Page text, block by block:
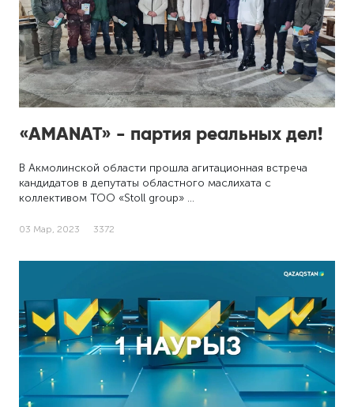
«AMANAT» - партия реальных дел!
В Акмолинской области прошла агитационная встреча
кандидатов в депутаты областного маслихата с
коллективом ТОО «Stoll group» …
03 Мар, 2023 3372